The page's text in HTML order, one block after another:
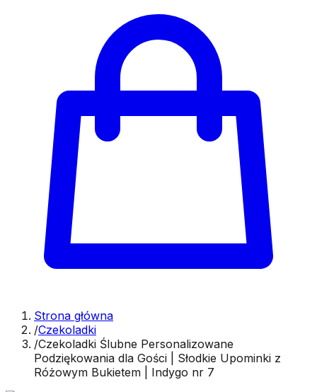
Strona główna
/Czekoladki
/Czekoladki Ślubne Personalizowane
Podziękowania dla Gości | Słodkie Upominki z
Różowym Bukietem | Indygo nr 7